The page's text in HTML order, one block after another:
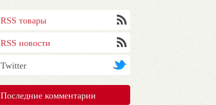
RSS товары
RSS новости
Twitter
Последние комментарии